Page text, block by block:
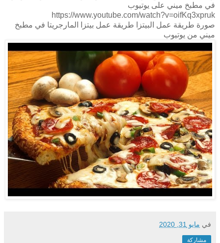
في مطبخ ميني على يوتيوب
https://www.youtube.com/watch?v=oifKq3xpruk
صورة طريقة عمل البيتزا طريقة عمل بيتزا المارجريتا في مطبخ
ميني من يوتيوب
في مايو 31, 2020
مشاركة